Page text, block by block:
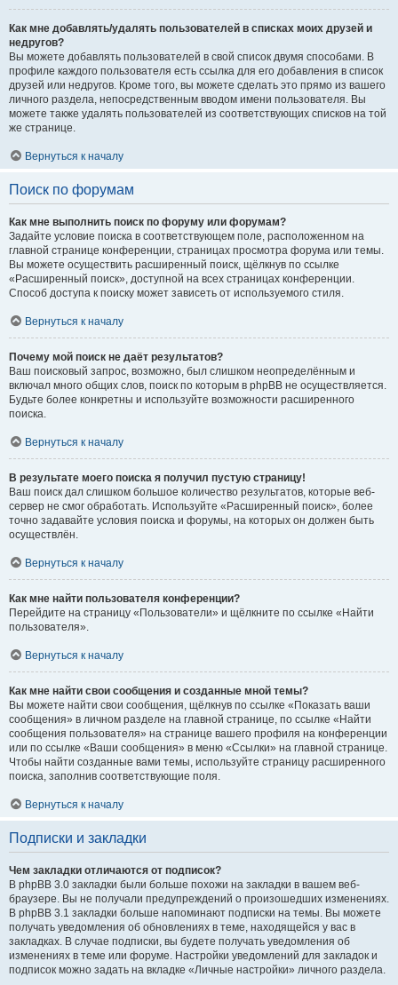
Как мне добавлять/удалять пользователей в списках моих друзей и
недругов?
Вы можете добавлять пользователей в свой список двумя способами. В
профиле каждого пользователя есть ссылка для его добавления в список
друзей или недругов. Кроме того, вы можете сделать это прямо из вашего
личного раздела, непосредственным вводом имени пользователя. Вы
можете также удалять пользователей из соответствующих списков на той
же странице.
Вернуться к началу
Поиск по форумам
Как мне выполнить поиск по форуму или форумам?
Задайте условие поиска в соответствующем поле, расположенном на
главной странице конференции, страницах просмотра форума или темы.
Вы можете осуществить расширенный поиск, щёлкнув по ссылке
«Расширенный поиск», доступной на всех страницах конференции.
Способ доступа к поиску может зависеть от используемого стиля.
Вернуться к началу
Почему мой поиск не даёт результатов?
Ваш поисковый запрос, возможно, был слишком неопределённым и
включал много общих слов, поиск по которым в phpBB не осуществляется.
Будьте более конкретны и используйте возможности расширенного
поиска.
Вернуться к началу
В результате моего поиска я получил пустую страницу!
Ваш поиск дал слишком большое количество результатов, которые веб-
сервер не смог обработать. Используйте «Расширенный поиск», более
точно задавайте условия поиска и форумы, на которых он должен быть
осуществлён.
Вернуться к началу
Как мне найти пользователя конференции?
Перейдите на страницу «Пользователи» и щёлкните по ссылке «Найти
пользователя».
Вернуться к началу
Как мне найти свои сообщения и созданные мной темы?
Вы можете найти свои сообщения, щёлкнув по ссылке «Показать ваши
сообщения» в личном разделе на главной странице, по ссылке «Найти
сообщения пользователя» на странице вашего профиля на конференции
или по ссылке «Ваши сообщения» в меню «Ссылки» на главной странице.
Чтобы найти созданные вами темы, используйте страницу расширенного
поиска, заполнив соответствующие поля.
Вернуться к началу
Подписки и закладки
Чем закладки отличаются от подписок?
В phpBB 3.0 закладки были больше похожи на закладки в вашем веб-
браузере. Вы не получали предупреждений о произошедших изменениях.
В phpBB 3.1 закладки больше напоминают подписки на темы. Вы можете
получать уведомления об обновлениях в теме, находящейся у вас в
закладках. В случае подписки, вы будете получать уведомления об
изменениях в теме или форуме. Настройки уведомлений для закладок и
подписок можно задать на вкладке «Личные настройки» личного раздела.